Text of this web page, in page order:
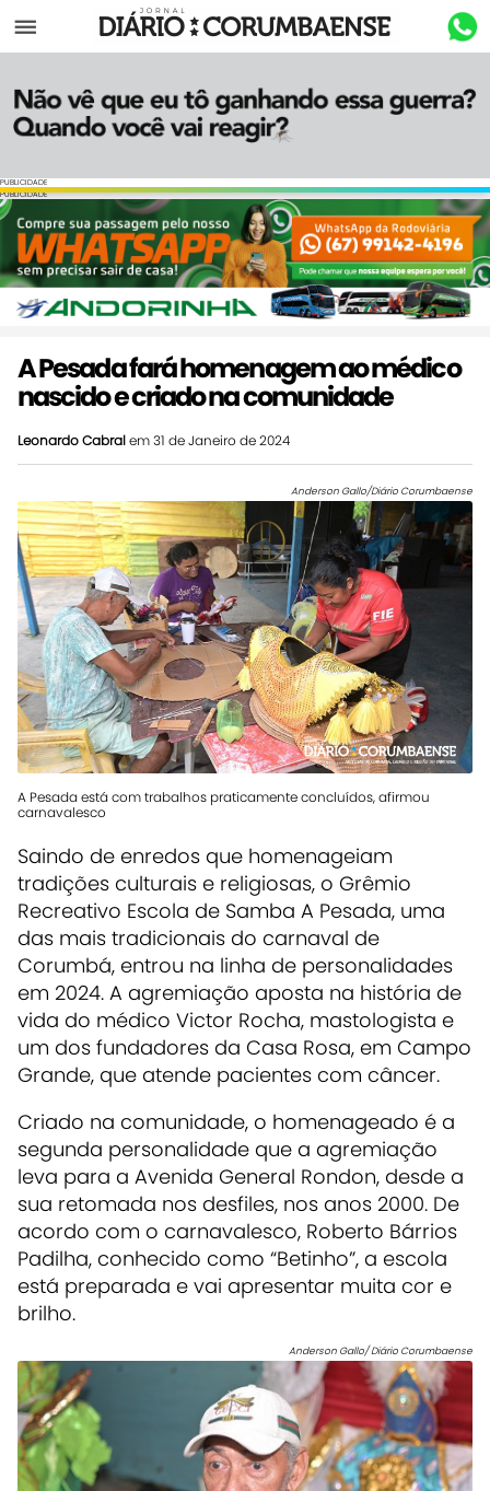
Menu
PUBLICIDADE
PUBLICIDADE
A Pesada fará homenagem ao médico
nascido e criado na comunidade
Leonardo Cabralem 31 de Janeiro de 2024
Anderson Gallo/Diário Corumbaense
A Pesada está com trabalhos praticamente concluídos, afirmou
carnavalesco
Saindo de enredos que homenageiam
tradições culturais e religiosas, o Grêmio
Recreativo Escola de Samba A Pesada, uma
das mais tradicionais do carnaval de
Corumbá, entrou na linha de personalidades
em 2024. A agremiação aposta na história de
vida do médico Victor Rocha, mastologista e
um dos fundadores da Casa Rosa, em Campo
Grande, que atende pacientes com câncer.
Criado na comunidade, o homenageado é a
segunda personalidade que a agremiação
leva para a Avenida General Rondon, desde a
sua retomada nos desfiles, nos anos 2000. De
acordo com o carnavalesco, Roberto Bárrios
Padilha, conhecido como “Betinho”, a escola
está preparada e vai apresentar muita cor e
brilho.
Anderson Gallo/ Diário Corumbaense